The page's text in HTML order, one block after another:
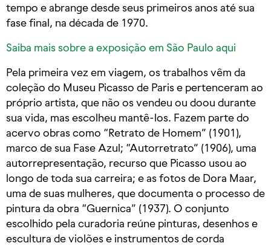
tempo e abrange desde seus primeiros anos até sua
fase final, na década de 1970.
Saiba mais sobre a exposição em São Paulo aqui
Pela primeira vez em viagem, os trabalhos vêm da
coleção do Museu Picasso de Paris e pertenceram ao
próprio artista, que não os vendeu ou doou durante
sua vida, mas escolheu mantê-los. Fazem parte do
acervo obras como “Retrato de Homem” (1901),
marco de sua Fase Azul; “Autorretrato” (1906), uma
autorrepresentação, recurso que Picasso usou ao
longo de toda sua carreira; e as fotos de Dora Maar,
uma de suas mulheres, que documenta o processo de
pintura da obra “Guernica” (1937). O conjunto
escolhido pela curadoria reúne pinturas, desenhos e
escultura de violões e instrumentos de corda